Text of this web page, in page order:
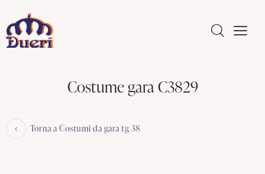
Costume gara C3829
Torna a Costumi da gara tg 38